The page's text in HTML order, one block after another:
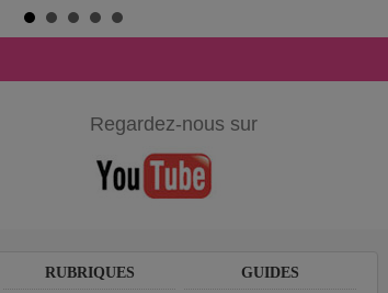
Regardez-nous sur
RUBRIQUES GUIDES